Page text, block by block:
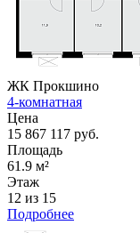
ЖК Прокшино
4-комнатная
Цена
15 867 117 руб.
Площадь
61.9 м²
Этаж
12 из 15
Подробнее